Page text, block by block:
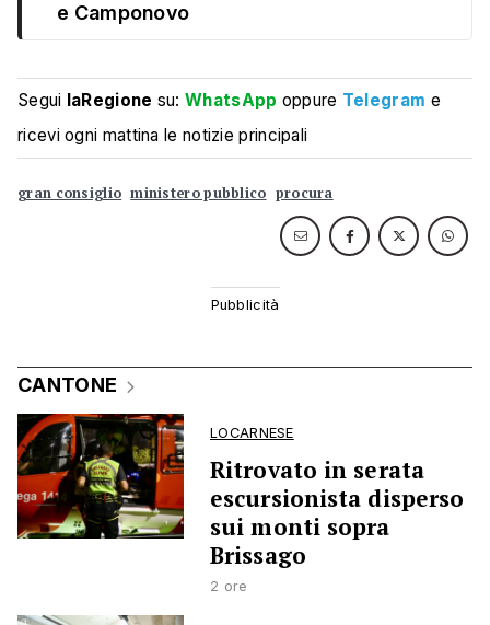
e Camponovo
Segui laRegione su:WhatsApp oppure Telegram e
ricevi ogni mattina le notizie principali
gran consiglio ministero pubblico procura
CANTONE
LOCARNESE
Ritrovato in serata
escursionista disperso
sui monti sopra
Brissago
2 ore